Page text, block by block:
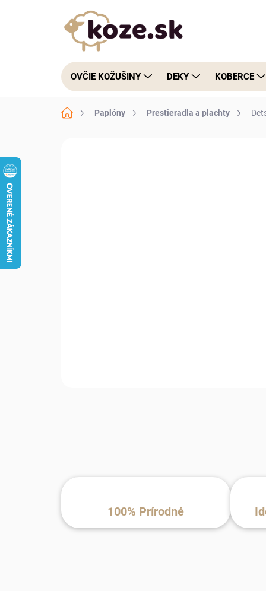
OVČIE KOŽUŠINY DEKY KOBERCE
DomovPaplóny Prestieradla a plachty
100% Prírodné